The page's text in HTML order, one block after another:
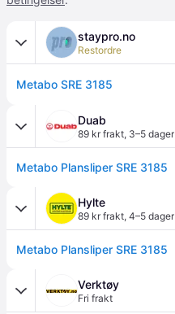
staypro.no
Restordre
Metabo SRE 3185
Duab
89 kr frakt, 3–5 dager
Metabo Plansliper SRE 3185
Hylte
89 kr frakt, 4–5 dager
Metabo Plansliper SRE 3185
Verktøy
Fri frakt